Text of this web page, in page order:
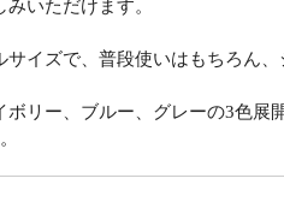
いただけます。
イズで、普段使いはもちろん
ボリー、ブルー、グレーの3色